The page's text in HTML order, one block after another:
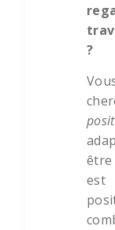
?
être
est